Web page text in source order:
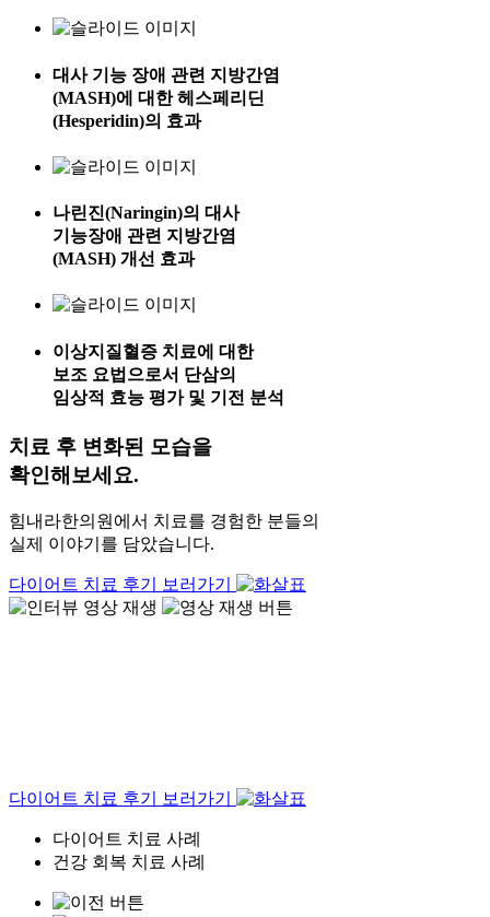
대사 기능 장애 관련 지방간염
(MASH)에 대한 헤스페리딘
(Hesperidin)의 효과
나린진(Naringin)의 대사
기능장애 관련 지방간염
(MASH) 개선 효과
이상지질혈증 치료에 대한
보조 요법으로서 단삼의
임상적 효능 평가 및 기전 분석
치료 후 변화된 모습을
확인해보세요.
힘내라한의원에서 치료를 경험한 분들의
실제 이야기를 담았습니다.
다이어트 치료 후기 보러가기
다이어트 치료 후기 보러가기
다이어트 치료 사례
건강 회복 치료 사례